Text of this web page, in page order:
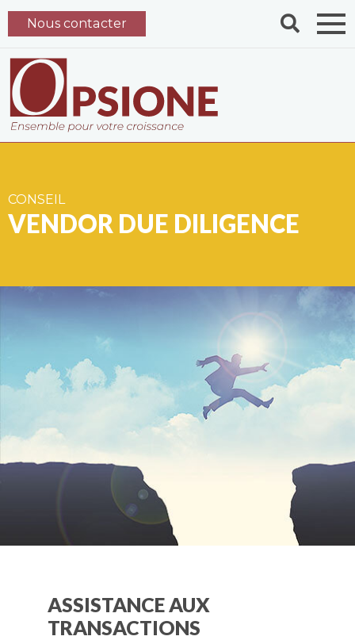
Nous contacter
CONSEIL
VENDOR DUE DILIGENCE
ASSISTANCE AUX
TRANSACTIONS